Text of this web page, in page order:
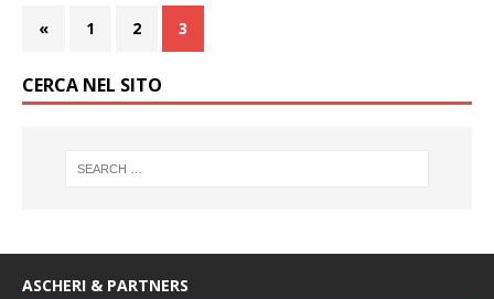
« 1 2 3
CERCA NEL SITO
ASCHERI & PARTNERS